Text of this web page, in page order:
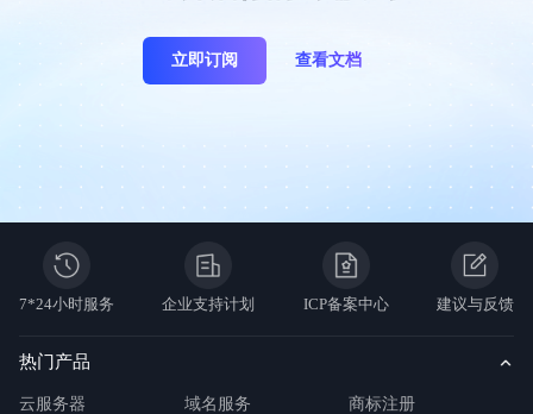
立即订阅 查看文档
7*24小时服务 企业支持计划 ICP备案中心 建议与反馈
热门产品
云服务器 域名服务 商标注册